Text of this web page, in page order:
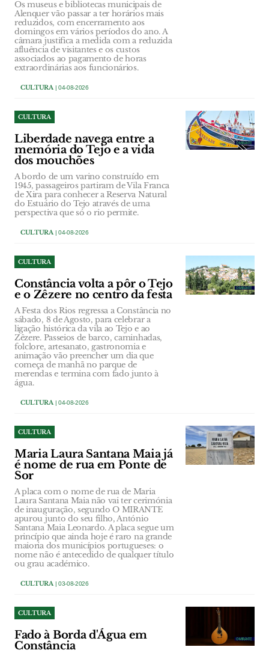
Os museus e bibliotecas municipais de
Alenquer vão passar a ter horários mais
reduzidos, com encerramento aos
domingos em vários períodos do ano. A
câmara justifica a medida com a reduzida
afluência de visitantes e os custos
associados ao pagamento de horas
extraordinárias aos funcionários.
CULTURA| 04-08-2026
CULTURA
Liberdade navega entre a
memória do Tejo e a vida
dos mouchões
A bordo de um varino construído em
1945, passageiros partiram de Vila Franca
de Xira para conhecer a Reserva Natural
do Estuário do Tejo através de uma
perspectiva que só o rio permite.
CULTURA| 04-08-2026
CULTURA
Constância volta a pôr o Tejo
e o Zêzere no centro da festa
A Festa dos Rios regressa a Constância no
sábado, 8 de Agosto, para celebrar a
ligação histórica da vila ao Tejo e ao
Zêzere. Passeios de barco, caminhadas,
folclore, artesanato, gastronomia e
animação vão preencher um dia que
começa de manhã no parque de
merendas e termina com fado junto à
água.
CULTURA| 04-08-2026
CULTURA
Maria Laura Santana Maia já
é nome de rua em Ponte de
Sor
A placa com o nome de rua de Maria
Laura Santana Maia não vai ter cerimónia
de inauguração, segundo O MIRANTE
apurou junto do seu filho, António
Santana Maia Leonardo. A placa segue um
princípio que ainda hoje é raro na grande
maioria dos municípios portugueses: o
nome não é antecedido de qualquer título
ou grau académico.
CULTURA| 03-08-2026
CULTURA
Fado à Borda d'Água em
Constância